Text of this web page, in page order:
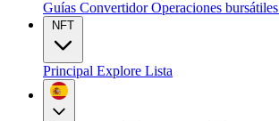
Guías ConvertidorOperaciones bursátiles
NFT
Principal Explore Lista